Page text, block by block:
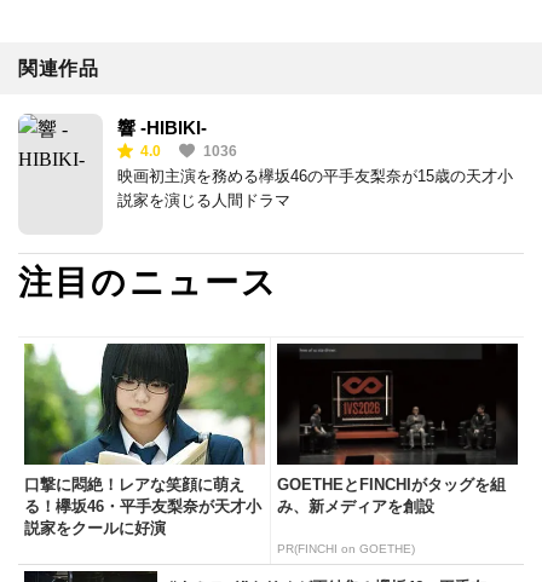
関連作品
響 -HIBIKI-
4.0 1036
映画初主演を務める欅坂46の平手友梨奈が15歳の天才小
説家を演じる人間ドラマ
注目のニュース
口撃に悶絶！レアな笑顔に萌え
る！欅坂46・平手友梨奈が天才小
説家をクールに好演
GOETHEとFINCHIがタッグを組
み、新メディアを創設
PR(FINCHI on GOETHE)